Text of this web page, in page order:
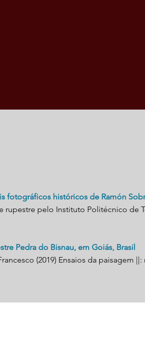
históricos de Ramón
pelo Instituto Politécnico de
Pedra do Bisnau, em Goiás, Brasil
(2019) Ensaios da paisagem